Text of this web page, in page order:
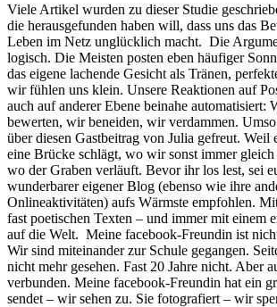
Viele Artikel wurden zu dieser Studie
die herausgefunden haben will, dass uns das
Leben im Netz unglücklich macht. Die
logisch. Die Meisten posten eben häufiger
das eigene lachende Gesicht als Tränen,
wir fühlen uns klein. Unsere Reaktionen auf
auch auf anderer Ebene beinahe automatisiert:
bewerten, wir beneiden, wir verdammen.
über diesen Gastbeitrag von Julia gefreut. Weil
eine Brücke schlägt, wo wir sonst immer gleich
wo der Graben verläuft. Bevor ihr los lest, sei
wunderbarer eigener Blog (ebenso wie ihre
Onlineaktivitäten) aufs Wärmste empfohlen.
fast poetischen Texten – und immer mit einem
auf die Welt. Meine facebook-Freundin ist
Wir sind miteinander zur Schule gegangen.
nicht mehr gesehen. Fast 20 Jahre nicht. Aber
verbunden. Meine facebook-Freundin hat ein
sendet – wir sehen zu. Sie fotografiert – wir